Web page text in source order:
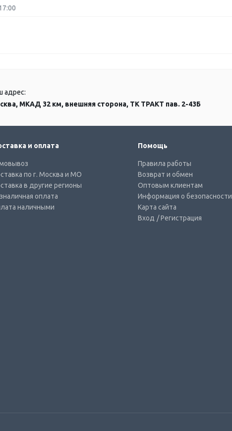
адрес:
МКАД 32 км, внешняя сторона, ТК ТРАКТ пав. 2-43Б
и оплата
по г. Москва и МО
в другие регионы
оплата
наличными
Помощь
Правила работы
Возврат и обмен
Оптовым клиентам
Информация о безопасности
Карта сайта
Вход / Регистрация